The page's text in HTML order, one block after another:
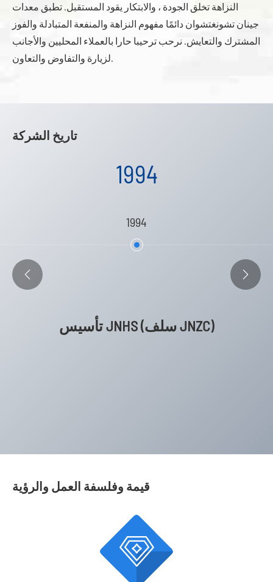
النزاهة تخلق الجودة ، والابتكار يقود المستقبل. تطبق معدات
جينان تشونغتشوان دائمًا مفهوم النزاهة والمنفعة المتبادلة والفوز
المشترك والتعايش. نرحب ترحيبا حارا بالعملاء المحليين والأجانب
لزيارة والتفاوض والتعاون.
تاريخ الشركة
1994
1994
 
تأسيس JNHS (سلف JNZC)
قيمة وفلسفة العمل والرؤية
